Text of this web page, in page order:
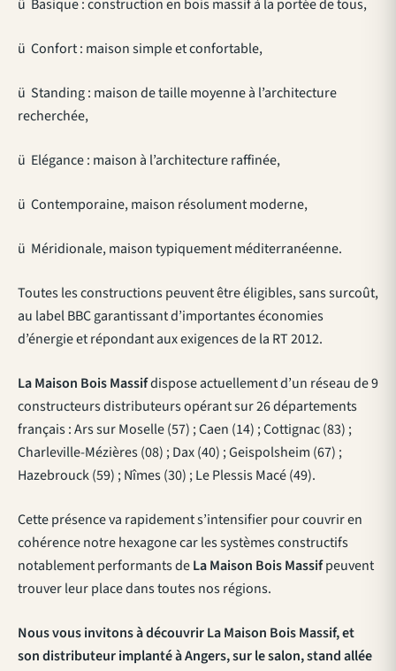
ü Basique : construction en bois massif à la portée de tous,
ü Confort : maison simple et confortable,
ü Standing : maison de taille moyenne à l’architecture
recherchée,
ü Elégance : maison à l’architecture raffinée,
ü Contemporaine, maison résolument moderne,
ü Méridionale, maison typiquement méditerranéenne.
Toutes les constructions peuvent être éligibles, sans surcoût,
au label BBC garantissant d’importantes économies
d’énergie et répondant aux exigences de la RT 2012.
La Maison BoisMassifdispose actuellement d’un réseau de 9
constructeurs distributeurs opérant sur 26 départements
français : Ars sur Moselle (57) ; Caen (14) ; Cottignac (83) ;
Charleville-Mézières (08) ; Dax (40) ; Geispolsheim (67) ;
Hazebrouck (59) ; Nîmes (30) ; Le Plessis Macé (49).
Cette présence va rapidement s’intensifier pour couvrir en
cohérence notre hexagone car les systèmes constructifs
notablement performants deLa Maison BoisMassifpeuvent
trouver leur place dans toutes nos régions.
Nous vous invitons à découvrir La Maison Bois Massif, et
son distributeur implanté à Angers, sur le salon, stand allée